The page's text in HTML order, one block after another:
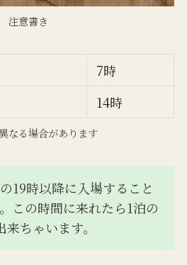
注意書き
7時
14時
なる場合があります
19時以降に入場すること
この時間に来れたら1泊の
ちゃいます。